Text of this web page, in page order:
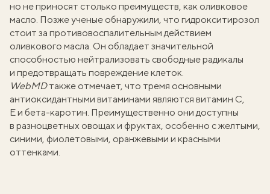
но не приносят столько преимуществ, как оливковое
масло. Позже ученые обнаружили, что гидрокситирозол
стоит за противовоспалительным действием
оливкового масла. Он обладает значительной
способностью нейтрализовать свободные радикалы
и предотвращать повреждение клеток.
WebMDтакже отмечает, что тремя основными
антиоксидантными витаминами являются витамин С,
Е и бета-каротин. Преимущественно они доступны
в разноцветных овощах и фруктах, особенно с желтыми,
синими, фиолетовыми, оранжевыми и красными
оттенками.